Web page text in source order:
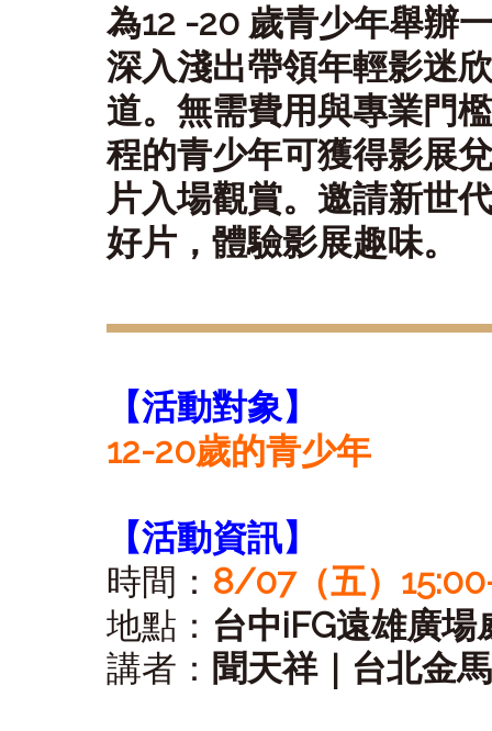
為12 -20 歲青少年舉辦
深入淺出帶領年輕影迷
道。無需費用與專業門
程的青少年可獲得影展
片入場觀賞。邀請新世
好片，體驗影展趣味。
【活動對象】
12-20歲的青少年
【活動資訊】
時間： 8/07（五）
地點： 台中iFG遠雄廣
講者： 聞天祥｜台北金